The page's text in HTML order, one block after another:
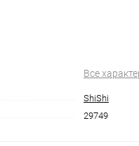
Все
ShiShi
29749